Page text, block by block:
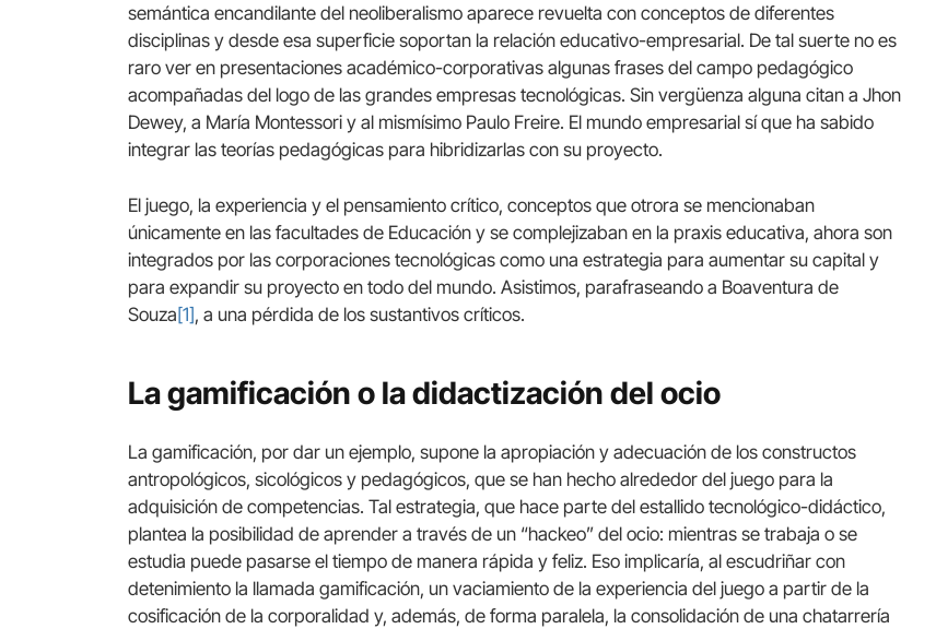
semántica encandilante del neoliberalismo aparece revuelta con conceptos de diferentes
disciplinas y desde esa superficie soportan la relación educativo-empresarial. De tal suerte no es
raro ver en presentaciones académico-corporativas algunas frases del campo pedagógico
acompañadas del logo de las grandes empresas tecnológicas. Sin vergüenza alguna citan a Jhon
Dewey, a María Montessori y al mismísimo Paulo Freire. El mundo empresarial sí que ha sabido
integrar las teorías pedagógicas para hibridizarlas con su proyecto.
El juego, la experiencia y el pensamiento crítico, conceptos que otrora se mencionaban
únicamente en las facultades de Educación y se complejizaban en la praxis educativa, ahora son
integrados por las corporaciones tecnológicas como una estrategia para aumentar su capital y
para expandir su proyecto en todo del mundo. Asistimos, parafraseando a Boaventura de
Souza[1], a una pérdida de los sustantivos críticos.
La gamificación o la didactización del ocio
La gamificación, por dar un ejemplo, supone la apropiación y adecuación de los constructos
antropológicos, sicológicos y pedagógicos, que se han hecho alrededor del juego para la
adquisición de competencias. Tal estrategia, que hace parte del estallido tecnológico-didáctico,
plantea la posibilidad de aprender a través de un “hackeo” del ocio: mientras se trabaja o se
estudia puede pasarse el tiempo de manera rápida y feliz. Eso implicaría, al escudriñar con
detenimiento la llamada gamificación, un vaciamiento de la experiencia del juego a partir de la
cosificación de la corporalidad y, además, de forma paralela, la consolidación de una chatarrería